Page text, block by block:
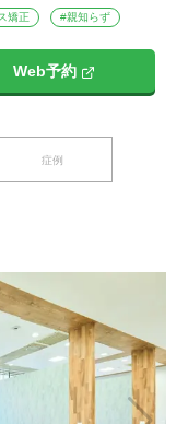
矯正 #親知らず
Web予約
症例